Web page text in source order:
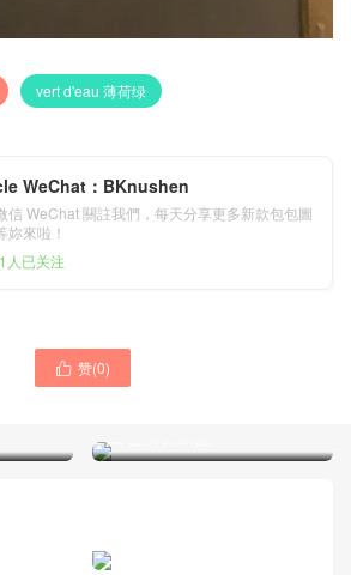
vert d'eau 薄荷绿
WeChat：BKnushen
信 WeChat 關註我們，每天分享更多新款包包圖
妳來啦！
人已关注
 赞(0)Hermes Kelly Mini 2代霧面
美洲鱷 6u vert d'eau 新薄荷